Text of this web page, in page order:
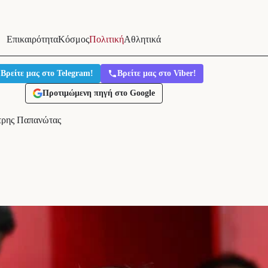
ΕπικαιρότηταΚόσμοςΠολιτικήΑθλητικά
Βρείτε μας στο Telegram! Βρείτε μας στο Viber!
Προτιμώμενη πηγή στο Google
Παπανώτας